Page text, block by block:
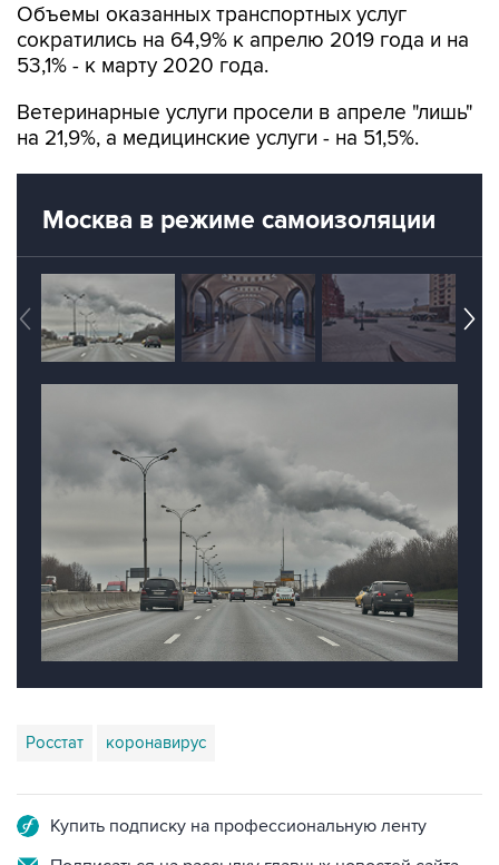
Объемы оказанных транспортных услуг
сократились на 64,9% к апрелю 2019 года и на
53,1% - к марту 2020 года.
Ветеринарные услуги просели в апреле "лишь"
на 21,9%, а медицинские услуги - на 51,5%.
Москва в режиме самоизоляции
Росстат коронавирус
Купить подписку на профессиональную ленту